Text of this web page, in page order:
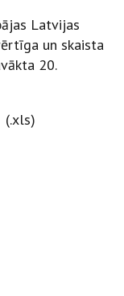
Latvijas
un skaista
20.
(.xls)